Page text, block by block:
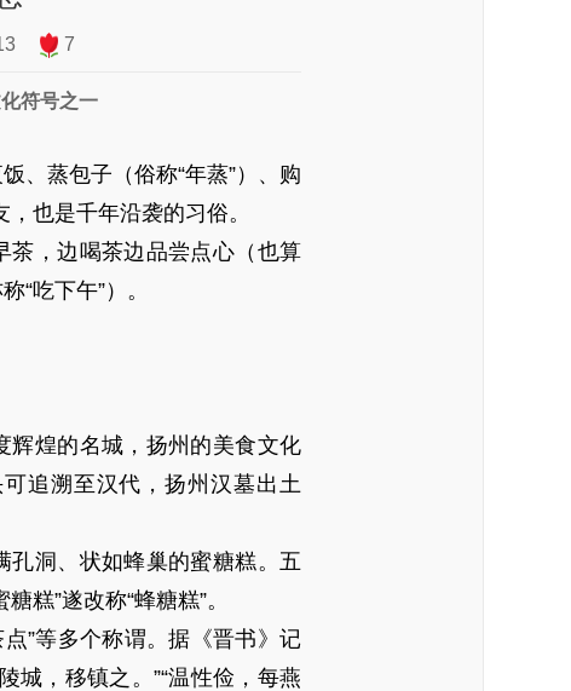
7
符号之一
、蒸包子（俗称“年蒸”）、购
也是千年沿袭的习俗。
茶，边喝茶边品尝点心（也算
“吃下午”）。
辉煌的名城，扬州的美食文化
追溯至汉代，扬州汉墓出土
孔洞、状如蜂巢的蜜糖糕。五
糕”遂改称“蜂糖糕”。
”等多个称谓。据《晋书》记
城，移镇之。”“温性俭，每燕